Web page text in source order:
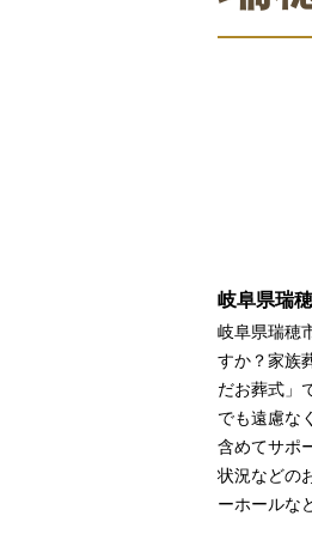
岐阜県瑞
岐阜県瑞穂
すか？家族
だお葬式」
でも遠慮な
含めてサポ
状況などの
ーホールな